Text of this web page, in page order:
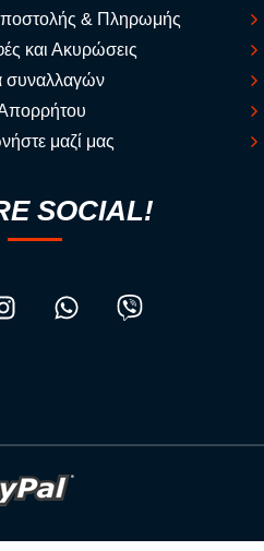
& Πληρωμής
και Ακυρώσεις
συναλλαγών
Απορρήτου
μαζί μας
SOCIAL!